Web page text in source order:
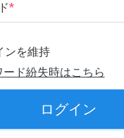
*
ンを維持
ード紛失時はこちら
ログイン